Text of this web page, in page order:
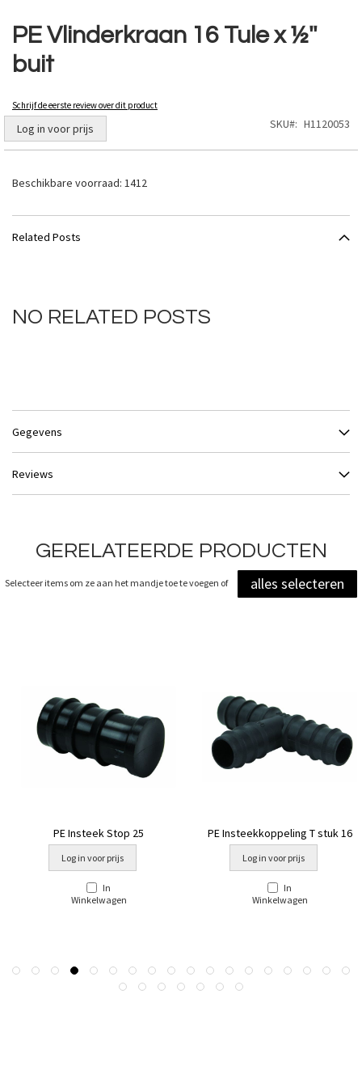
PE Vlinderkraan 16 Tule x ½''
buit
Schrijf de eerste review over dit product
Log in voor prijs SKU H1120053
Beschikbare voorraad: 1412
naar
het
begin
van
afbeeldingen-
gallerij
Related Posts
NO RELATED POSTS
Gegevens
Reviews
GERELATEERDE PRODUCTEN
Selecteer items om ze aan het mandje toe te voegen of alles selecteren
PE Insteek Stop 25
Log in voor prijs
In
Winkelwagen
PE Insteekkoppeling T stuk 16
Log in voor prijs
In
Winkelwagen